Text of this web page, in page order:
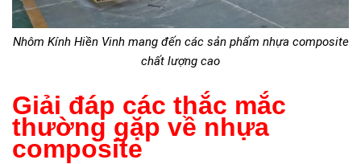
Nhôm Kính Hiền Vinh mang đến các sản phẩm nhựa composite
chất lượng cao
Giải đáp các thắc mắc
thường gặp về nhựa
composite